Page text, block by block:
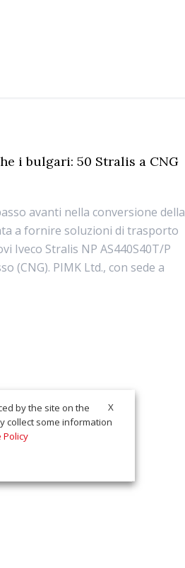
i bulgari: 50 Stralis a CNG
avanti nella conversione della
a fornire soluzioni di trasporto
Iveco Stralis NP AS440S40T/P
(CNG). PIMK Ltd., con sede a
X
by the site on the
collect some information
Policy